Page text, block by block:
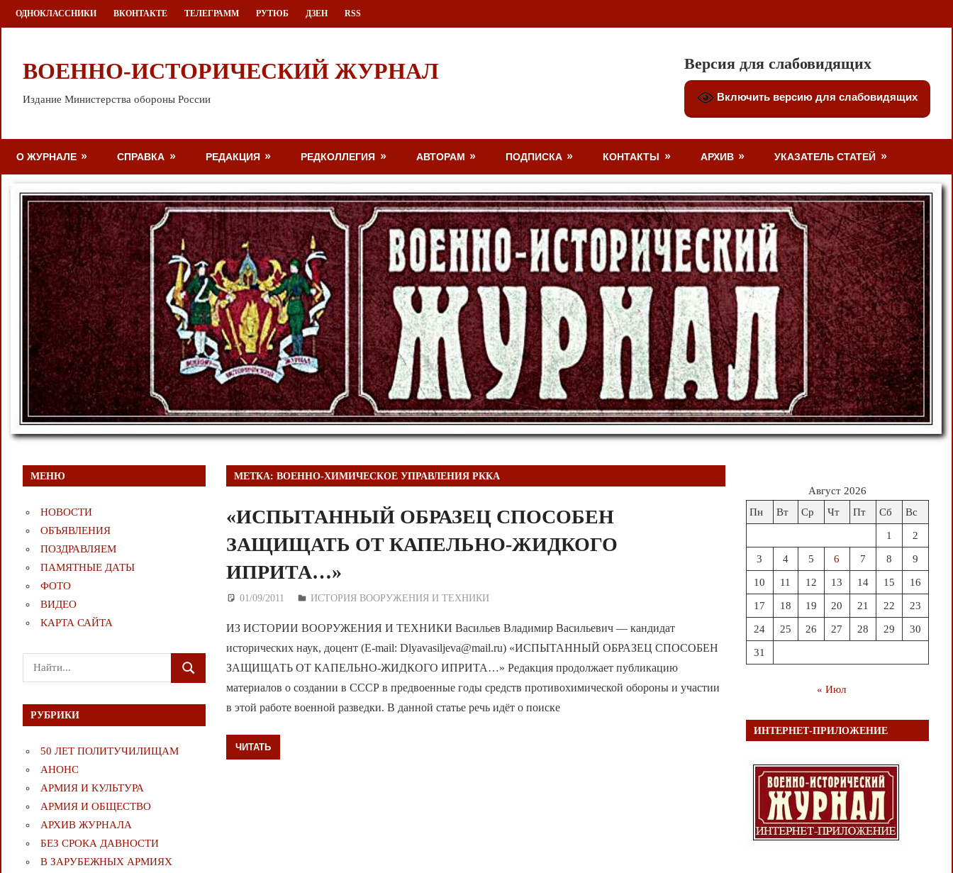
Перейти
к
ОДНОКЛАССНИКИ ВКОНТАКТЕ ТЕЛЕГРАММ РУТЮБ ДЗЕН RSS
ВОЕННО-ИСТОРИЧЕСКИЙ ЖУРНАЛ
Издание Министерства обороны России
Версия для слабовидящих
Включить версию для слабовидящих
О ЖУРНАЛЕ СПРАВКА РЕДАКЦИЯ РЕДКОЛЛЕГИЯ АВТОРАМ ПОДПИСКА КОНТАКТЫ АРХИВ УКАЗАТЕЛЬ СТАТЕЙ
МЕТКА:ВОЕННО-ХИМИЧЕСКОЕ УПРАВЛЕНИЯ РККА
«ИСПЫТАННЫЙ ОБРАЗЕЦ СПОСОБЕН
ЗАЩИЩАТЬ ОТ КАПЕЛЬНО-ЖИДКОГО
ИПРИТА…»
01/09/2011 Дежурный по Редакции
ИСТОРИЯ ВООРУЖЕНИЯ И ТЕХНИКИ
ИЗ ИСТОРИИ ВООРУЖЕНИЯ И ТЕХНИКИ Васильев Владимир Васильевич — кандидат
исторических наук, доцент (E-mail: Dlyavasiljeva@mail.ru) «ИСПЫТАННЫЙ ОБРАЗЕЦ СПОСОБЕН
ЗАЩИЩАТЬ ОТ КАПЕЛЬНО-ЖИДКОГО ИПРИТА…» Редакция продолжает публикацию
материалов о создании в СССР в предвоенные годы средств противохимической обороны и участии
в этой работе военной разведки. В данной статье речь идёт о поиске
ЧИТАТЬ
МЕНЮ
НОВОСТИ
ОБЪЯВЛЕНИЯ
ПОЗДРАВЛЯЕМ
ПАМЯТНЫЕ ДАТЫ
ФОТО
ВИДЕО
КАРТА САЙТА
Поиск
для:
ПОИСК
РУБРИКИ
50 ЛЕТ ПОЛИТУЧИЛИЩАМ
АНОНС
АРМИЯ И КУЛЬТУРА
АРМИЯ И ОБЩЕСТВО
АРХИВ ЖУРНАЛА
БЕЗ СРОКА ДАВНОСТИ
В ЗАРУБЕЖНЫХ АРМИЯХ
Август 2026
Пн
Вт Ср Чт Пт Сб Вс
1 2
3 4 5 6 7 8 9
10 11 12 13 14 15 16
17 18 19 20 21 22 23
24 25 26 27 28 29 30
31
« Июл
ИНТЕРНЕТ-ПРИЛОЖЕНИЕ